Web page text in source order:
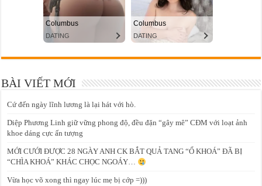
BÀI VIẾT MỚI
Cứ đến ngày lĩnh lương là lại hát với hò.
Diệp Phương Linh giữ vững phong độ, đều đặn “gây mê” CĐM với loạt ảnh
khoe dáng cực ấn tượng
MỚI CƯỚI ĐƯỢC 28 NGÀY ANH CK BẮT QUẢ TANG “Ổ KHOÁ” ĐÃ BỊ
“CHÌA KHOÁ” KHÁC CHỌC NGOÁY…
Vừa học võ xong thì ngay lúc mẹ bị cớp =)))